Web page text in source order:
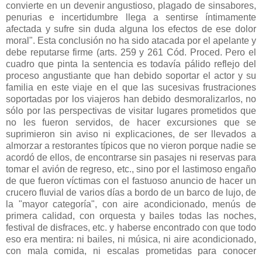
convierte en un devenir angustioso, plagado de sinsabores,
penurias e incertidumbre llega a sentirse íntimamente
afectada y sufre sin duda alguna los efectos de ese dolor
moral". Esta conclusión no ha sido atacada por el apelante y
debe reputarse firme (arts. 259 y 261 Cód. Proced. Pero el
cuadro que pinta la sentencia es todavía pálido reflejo del
proceso angustiante que han debido soportar el actor y su
familia en este viaje en el que las sucesivas frustraciones
soportadas por los viajeros han debido desmoralizarlos, no
sólo por las perspectivas de visitar lugares prometidos que
no les fueron servidos, de hacer excursiones que se
suprimieron sin aviso ni explicaciones, de ser llevados a
almorzar a restorantes típicos que no vieron porque nadie se
acordó de ellos, de encontrarse sin pasajes ni reservas para
tomar el avión de regreso, etc., sino por el lastimoso engaño
de que fueron víctimas con el fastuoso anuncio de hacer un
crucero fluvial de varios días a bordo de un barco de lujo, de
la "mayor categoría", con aire acondicionado, menús de
primera calidad, con orquesta y bailes todas las noches,
festival de disfraces, etc. y haberse encontrado con que todo
eso era mentira: ni bailes, ni música, ni aire acondicionado,
con mala comida, ni escalas prometidas para conocer